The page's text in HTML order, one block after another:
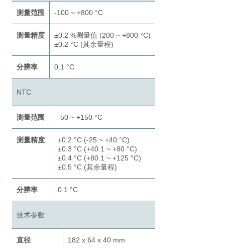
测量范围 -100 ~ +800 °C
测量精度
±0.2 %测量值 (200 ~ +800 °C)
±0.2 °C (其余量程)
分辨率 0.1 °C
NTC
测量范围 -50 ~ +150 °C
测量精度
±0.2 °C (-25 ~ +40 °C)
±0.3 °C (+40.1 ~ +80 °C)
±0.4 °C (+80.1 ~ +125 °C)
±0.5 °C (其余量程)
分辨率 0.1 °C
技术参数
直径 182 x 64 x 40 mm